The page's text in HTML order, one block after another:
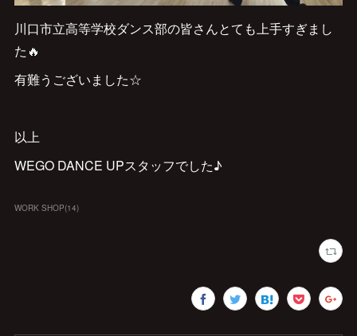
川口市立高等学校ダンス部の皆さんとても上手すぎまし
た🔥
有難うございました☆
以上
WEGO DANCE UPスタッフでした♪
WORK SHOP(14)